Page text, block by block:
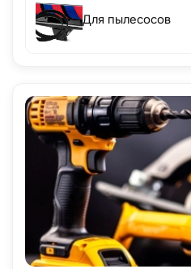
Для пылесосов